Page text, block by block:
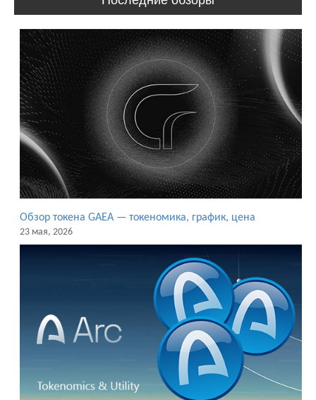
Обзор токена GAEA — токеномика, график, цена
23 мая, 2026